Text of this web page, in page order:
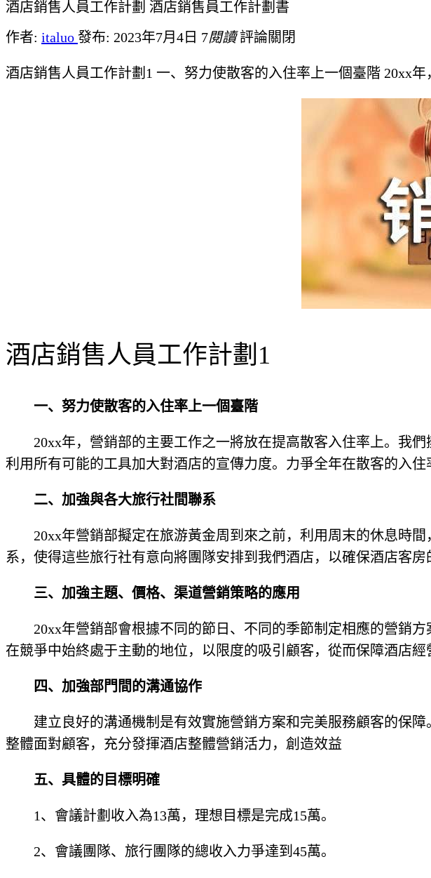
酒店銷售人員工作計劃 酒店銷售員工作計劃書
作者: italuo 發布: 2023年7月4日 7閱讀 評論關閉
酒店銷售人員工作計劃1 一、努力使散客的入住率上一個臺階 20xx
酒店銷售人員工作計劃1
一、努力使散客的入住率上一個臺階
20xx年，營銷部的主要工作之一將放在提高散客入住率上。我
利用所有可能的工具加大對酒店的宣傳力度。力爭全年在散客的入住
二、加強與各大旅行社間聯系
20xx年營銷部擬定在旅游黃金周到來之前，利用周末的休息時
系，使得這些旅行社有意向將團隊安排到我們酒店，以確保酒店客房
三、加強主題、價格、渠道營銷策略的應用
20xx年營銷部會根據不同的節日、不同的季節制定相應的營銷
在競爭中始終處于主動的地位，以限度的吸引顧客，從而保障酒店經
四、加強部門間的溝通協作
建立良好的溝通機制是有效實施營銷方案和完美服務顧客的保
整體面對顧客，充分發揮酒店整體營銷活力，創造效益
五、具體的目標明確
1、會議計劃收入為13萬，理想目標是完成15萬。
2、會議團隊、旅行團隊的總收入力爭達到45萬。